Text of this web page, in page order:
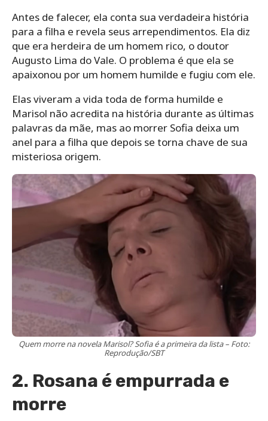
Antes de falecer, ela conta sua verdadeira história
para a filha e revela seus arrependimentos. Ela diz
que era herdeira de um homem rico, o doutor
Augusto Lima do Vale. O problema é que ela se
apaixonou por um homem humilde e fugiu com ele.
Elas viveram a vida toda de forma humilde e
Marisol não acredita na história durante as últimas
palavras da mãe, mas ao morrer Sofia deixa um
anel para a filha que depois se torna chave de sua
misteriosa origem.
Quem morre na novela Marisol? Sofia é a primeira da lista – Foto:
Reprodução/SBT
2. Rosana é empurrada e
morre